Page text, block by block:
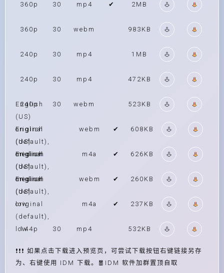
360p 30 mp4 ✔ 2MB
360p 30 webm 983KB
240p 30 mp4 1MB
240p 30 mp4 472KB
240p 30 webm 523KB
English
(US)
original
(default),
medium
webm ✔ 608KB
English
(US)
original
(default),
medium
m4a ✔ 626KB
English
(US)
original
(default),
low
webm ✔ 260KB
English
(US)
original
(default),
low
m4a ✔ 237KB
144p 30 mp4 532KB
❗❗❗ 如果点击下载进入预览页，可尝试下载按钮右键链接另存
为、右键使用 IDM 下载。🧧IDM 软件加群置顶自取